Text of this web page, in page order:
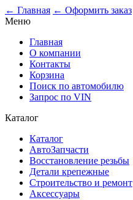
← Главная ← Оформить заказ
Меню
Главная
О компании
Контакты
Корзина
Поиск по автомобилю
Запрос по VIN
Каталог
Каталог
АвтоЗапчасти
Восстановление резьбы
Детали крепежные
Строительство и ремонт
Аксессуары